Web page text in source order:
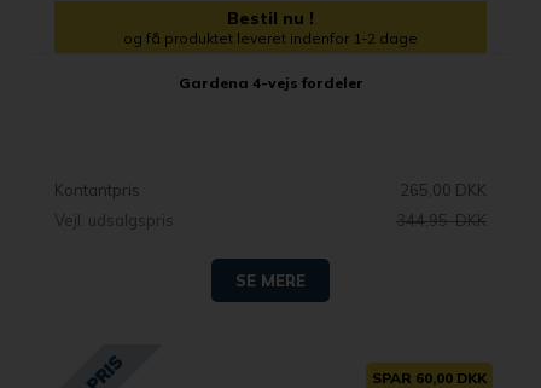
Bestil nu !
og få produktet leveret indenfor 1-2 dage
Gardena 4-vejs fordeler
Kontantpris
265,00 DKK
Vejl. udsalgspris
344,95 DKK
SE MERE
SPAR 60,00 DKK